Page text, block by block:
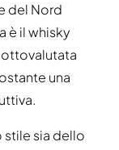
del Nord
è il whisky
una
stile sia dello